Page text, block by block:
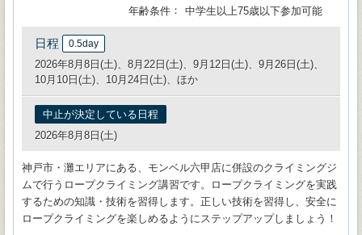
年齢条件
中学生以上75歳以下参加可能
日程 0.5day
2026年8月8日(土)、8月22日(土)、9月12日(土)、9月26日(土)、
10月10日(土)、10月24日(土)、ほか
中止が決定している日程
2026年8月8日(土)
神戸市・灘エリアにある、モンベル六甲店に併設のクライミングジ
ムで行うロープクライミング講習です。ロープクライミングを実践
するための知識・技術を習得します。正しい技術を習得し、安全に
ロープクライミングを楽しめるようにステップアップしましょう！